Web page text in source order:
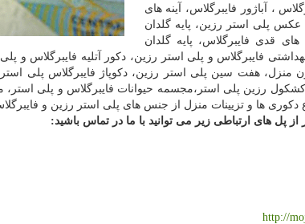
، آباژور فایبرگلاس، آینه های
پلی استر رزین، پایه گلدان
قدی فایبرگلاس، پایه گلدان
فایبرگلاس و پلی استر رزین، دکور آتلیه فایبرگلاس و
منزل، هفت سین پلی استر رزین، دکوپاژ فایبرگلاس پلی استر
رزین پلی استر،مجسمه حیوانات فایبرگلاس و پلی استر،
دکوری ها و تزیینات منزل از جنس های پلی استر رزین و
پل های ارتباطی زیر می توانید با ما در تماس باشید:
http://